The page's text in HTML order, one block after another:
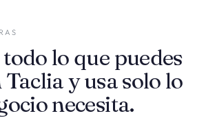
lo que puedes
y usa solo lo
necesita.